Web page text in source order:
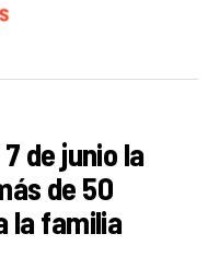
de junio la
de 50
la familia